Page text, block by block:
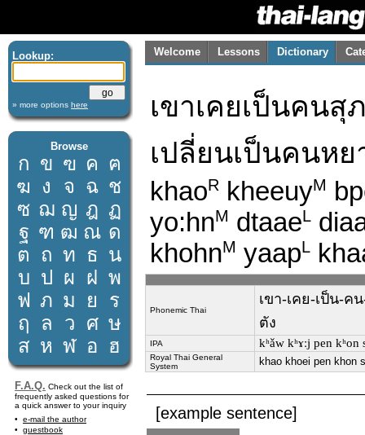
Lookup:
» more options here
Browse
ก ข ฃ ค ฅ
ฆ ง จ ฉ ช
ซ ฌ ญ ฎ ฏ
ฐ ฑ ฒ ณ ด
ต ถ ท ธ น
บ ป ผ ฝ พ
ฟ ภ ม ย
ร
ฤ
ล ว ศ ษ
ส ห ฬ อ ฮ
F.A.Q. Check out the list of
frequently asked questions for
a quick answer to your inquiry
e-mail the author
guestbook
Welcome Lessons Dictionary
เขาเคยเป็นคนสุ
เปลี่ยนเป็นคนห
khaoR kheeuyM
yo:hnM dtaaeL
khohnM yaapL
Phonemic Thai
เขา-เคย-เป็น-ค
ตัง
IPA kʰǎw kʰɤːj pen kʰon
Royal Thai General
System
khao khoei pen khon
[example sentence]